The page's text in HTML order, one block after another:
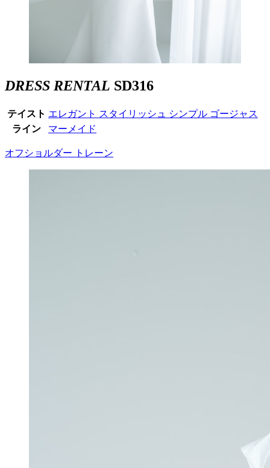
DRESS RENTAL SD316
テイスト エレガント スタイリッシュ シンプル ゴージャス
ライン
マーメイド
オフショルダー トレーン